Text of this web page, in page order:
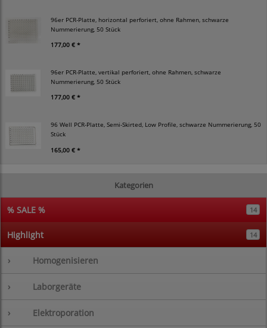
96er PCR-Platte, horizontal perforiert, ohne Rahmen, schwarze
Nummerierung, 50 Stück
177,00 € *
96er PCR-Platte, vertikal perforiert, ohne Rahmen, schwarze
Nummerierung, 50 Stück
177,00 € *
96 Well PCR-Platte, Semi-Skirted, Low Profile, schwarze Nummerierung, 50
Stück
165,00 € *
Kategorien
% SALE % 14
Highlight 14
› Homogenisieren
› Laborgeräte
› Elektroporation